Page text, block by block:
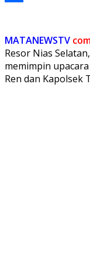
MATANEWSTV
Resor Nias
memimpin
Ren dan Kapolsek